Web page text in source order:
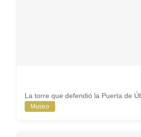
La torre que defendió la Puerta de
Museo